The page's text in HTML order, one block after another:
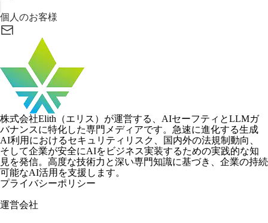
個人のお客様
株式会社Elith（エリス）が運営する、AIセーフティとLLMガ
バナンスに特化した専門メディアです。急速に進化する生成
AI利用におけるセキュリティリスク、国内外の法規制動向、
そして企業が安全にAIをビジネス実装するための実践的な知
見を発信。高度な技術力と深い専門知識に基づき、企業の持続
可能なAI活用を支援します。
プライバシーポリシー
運営会社